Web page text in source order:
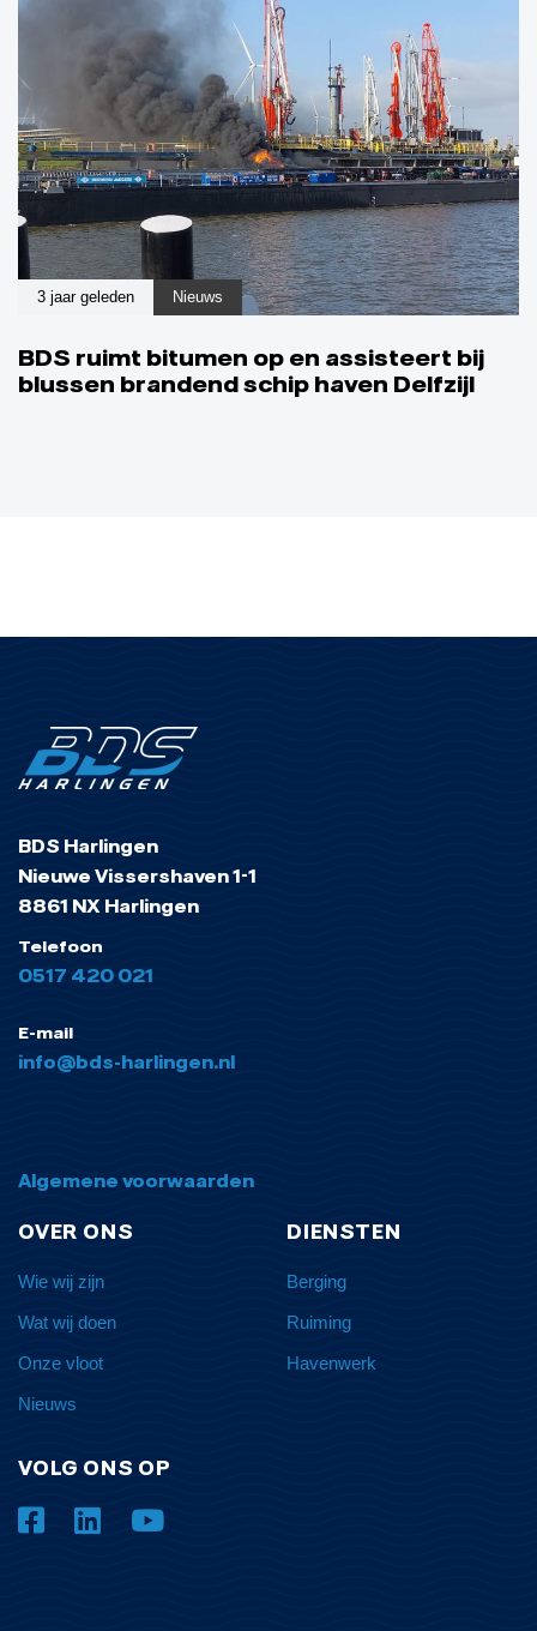
3 jaar geleden Nieuws
BDS ruimt bitumen op en assisteert bij
blussen brandend schip haven Delfzijl
BDS Harlingen
Nieuwe Vissershaven 1-1
8861 NX Harlingen
Telefoon
0517 420 021
E-mail
info@bds-harlingen.nl
Algemene voorwaarden
OVER ONS
Wie wij zijn
Wat wij doen
Onze vloot
Nieuws
DIENSTEN
Berging
Ruiming
Havenwerk
VOLG ONS OP